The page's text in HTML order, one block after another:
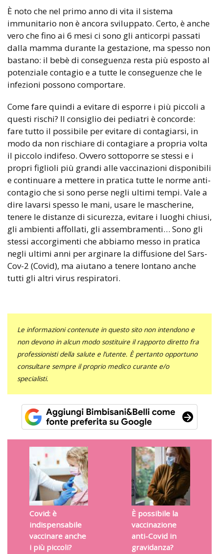
È noto che nel primo anno di vita il sistema
immunitario non è ancora sviluppato. Certo, è anche
vero che fino ai 6 mesi ci sono gli anticorpi passati
dalla mamma durante la gestazione, ma spesso non
bastano: il bebè di conseguenza resta più esposto al
potenziale contagio e a tutte le conseguenze che le
infezioni possono comportare.
Come fare quindi a evitare di esporre i più piccoli a
questi rischi? Il consiglio dei pediatri è concorde:
fare tutto il possibile per evitare di contagiarsi, in
modo da non rischiare di contagiare a propria volta
il piccolo indifeso. Ovvero sottoporre se stessi e i
propri figlioli più grandi alle vaccinazioni disponibili
e continuare a mettere in pratica tutte le norme anti-
contagio che si sono perse negli ultimi tempi. Vale a
dire lavarsi spesso le mani, usare le mascherine,
tenere le distanze di sicurezza, evitare i luoghi chiusi,
gli ambienti affollati, gli assembramenti… Sono gli
stessi accorgimenti che abbiamo messo in pratica
negli ultimi anni per arginare la diffusione del Sars-
Cov-2 (Covid), ma aiutano a tenere lontano anche
tutti gli altri virus respiratori.
Le informazioni contenute in questo sito non intendono e
non devono in alcun modo sostituire il rapporto diretto fra
professionisti della salute e l’utente. È pertanto opportuno
consultare sempre il proprio medico curante e/o
specialisti.
Covid: è
indispensabile
vaccinare anche
i più piccoli?
È possibile la
vaccinazione
anti-Covid in
gravidanza?